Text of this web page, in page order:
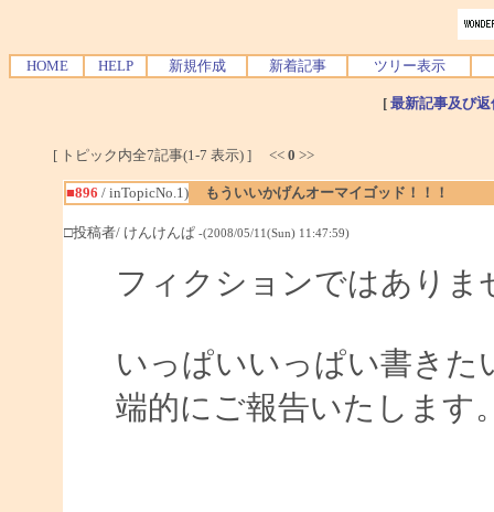
HOME HELP 新規作成 新着記事 ツリー表示
[ 最新記事及び
[ トピック内全7記事(1-7 表示) ] << 0 >>
■896 / inTopicNo.1) もういいかげんオーマイゴッド！！！
□投稿者/ けんけんぱ -(2008/05/11(Sun) 11:47:59)
フィクションではありま
いっぱいいっぱい書きた
端的にご報告いたします